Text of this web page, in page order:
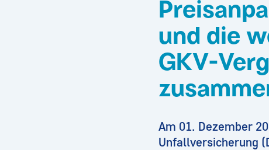
und die
GKV-
Am 01. Dezember
Unfallversicherung